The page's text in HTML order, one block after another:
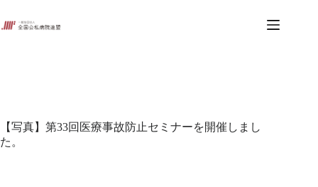
ン
ッ
プ
【写真】第33回医療事故防止セミナーを開催しまし
た。